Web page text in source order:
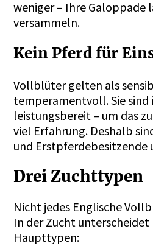
weniger – Ihre Galoppade
versammeln.
Kein Pferd für
Vollblüter gelten als
temperamentvoll. Sie
leistungsbereit – um das
viel Erfahrung. Deshalb
und Erstpferdebesitzende
Drei Zuchttypen
Nicht jedes Englische
In der Zucht unterscheidet
Haupttypen: